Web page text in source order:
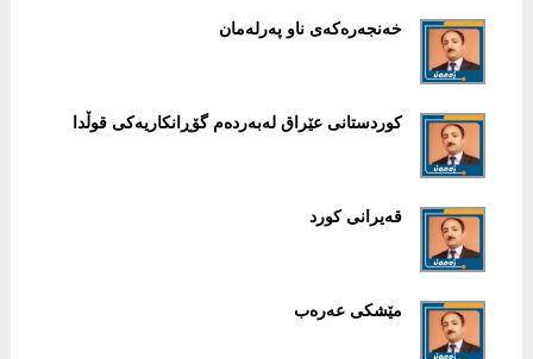
خەنجەرەكەی ناو پەرلەمان
كوردستانی عێراق لەبەردەم گۆڕانكاریەكی قوڵدا
قەیرانی كورد
مێشكی عەرەب